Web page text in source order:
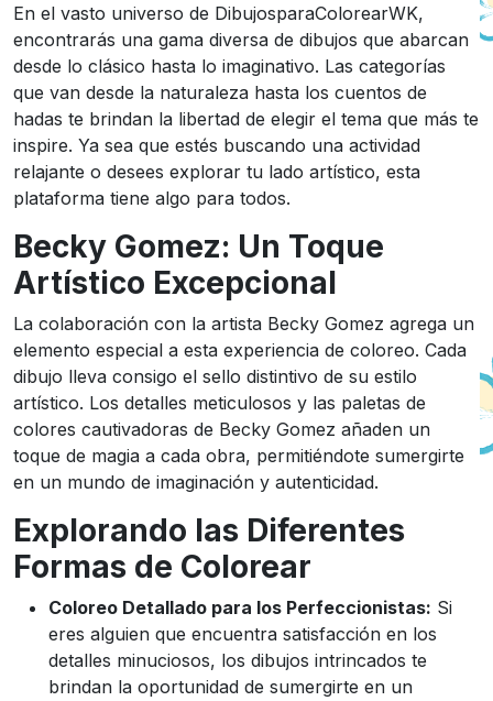
En el vasto universo de DibujosparaColorearWK,
encontrarás una gama diversa de dibujos que abarcan
desde lo clásico hasta lo imaginativo. Las categorías
que van desde la naturaleza hasta los cuentos de
hadas te brindan la libertad de elegir el tema que más te
inspire. Ya sea que estés buscando una actividad
relajante o desees explorar tu lado artístico, esta
plataforma tiene algo para todos.
Becky Gomez: Un Toque
Artístico Excepcional
La colaboración con la artista Becky Gomez agrega un
elemento especial a esta experiencia de coloreo. Cada
dibujo lleva consigo el sello distintivo de su estilo
artístico. Los detalles meticulosos y las paletas de
colores cautivadoras de Becky Gomez añaden un
toque de magia a cada obra, permitiéndote sumergirte
en un mundo de imaginación y autenticidad.
Explorando las Diferentes
Formas de Colorear
Coloreo Detallado para los Perfeccionistas: Si
eres alguien que encuentra satisfacción en los
detalles minuciosos, los dibujos intrincados te
brindan la oportunidad de sumergirte en un